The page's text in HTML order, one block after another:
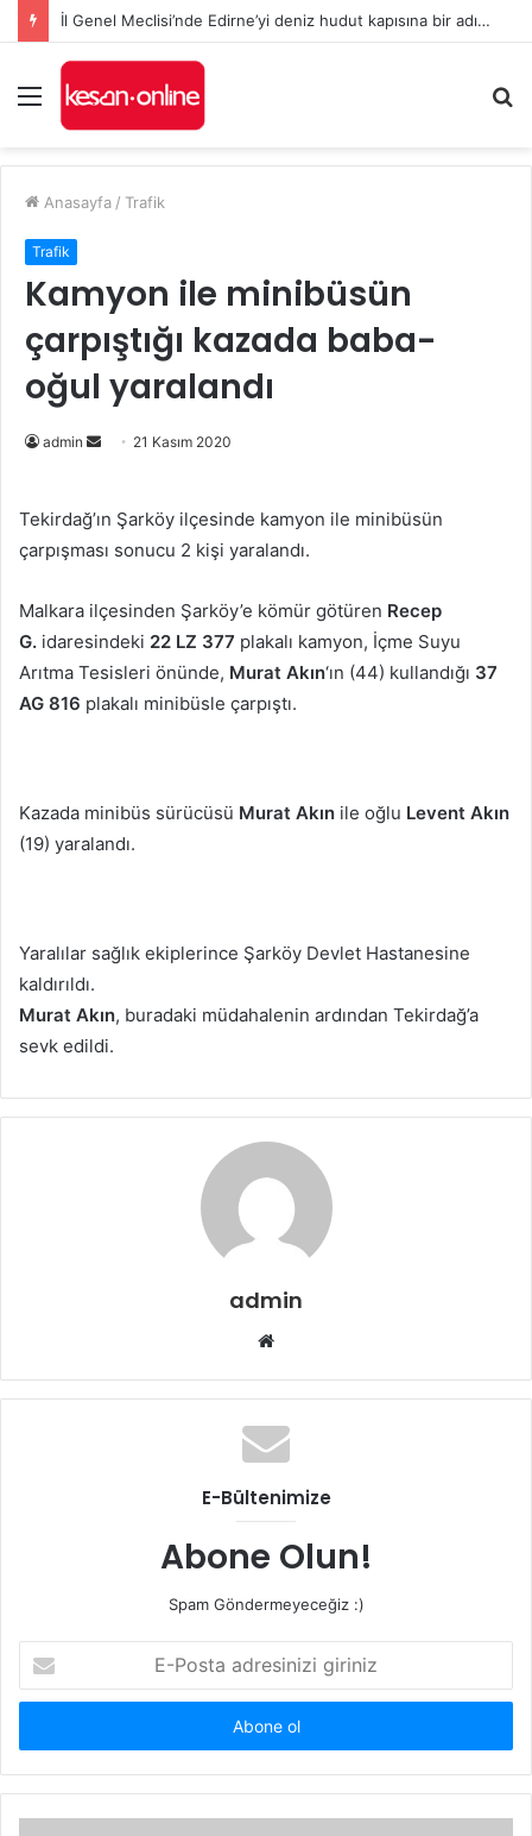
İl Genel Meclisi’nde Edirne’yi deniz hudut kapısına bir adım daha yaklaştıran Enez Limanı kararı
Menü
...
Anasayfa / Trafik
Trafik
Kamyon ile minibüsün
çarpıştığı kazada baba-
oğul yaralandı
admin
Bir
göndermek
21 Kasım 2020
Tekirdağ’ın Şarköy ilçesinde kamyon ile minibüsün
çarpışması sonucu 2 kişi yaralandı.
Malkara ilçesinden Şarköy’e kömür götüren Recep
G. idaresindeki 22 LZ 377 plakalı kamyon, İçme Suyu
Arıtma Tesisleri önünde, Murat Akın‘ın (44) kullandığı 37
AG 816 plakalı minibüsle çarpıştı.
Kazada minibüs sürücüsü Murat Akın ile oğlu Levent Akın
(19) yaralandı.
Yaralılar sağlık ekiplerince Şarköy Devlet Hastanesine
kaldırıldı.
Murat Akın, buradaki müdahalenin ardından Tekirdağ’a
sevk edildi.
admin
Web
E-Bültenimize
Abone Olun!
Spam Göndermeyeceğiz :)
Posta
adresinizi